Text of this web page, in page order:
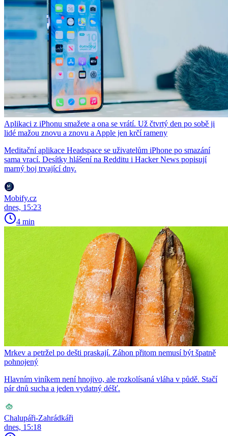
Aplikaci z iPhonu smažete a ona se vrátí. Už čtvrtý den po sobě ji
lidé mažou znovu a znovu a Apple jen krčí rameny
Meditační aplikace Headspace se uživatelům iPhone po smazání
sama vrací. Desítky hlášení na Redditu i Hacker News popisují
marný boj trvající dny.
Mobify.cz
dnes, 15:23
4 min
Mrkev a petržel po dešti praskají. Záhon přitom nemusí být špatně
pohnojený
Hlavním viníkem není hnojivo, ale rozkolísaná vláha v půdě. Stačí
pár dnů sucha a jeden vydatný déšť.
Chalupáři-Zahrádkáři
dnes, 15:18